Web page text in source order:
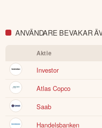
ANVÄNDARE BEVAKAR
Aktie
Investor
Atlas Copco
Saab
Handelsbanken